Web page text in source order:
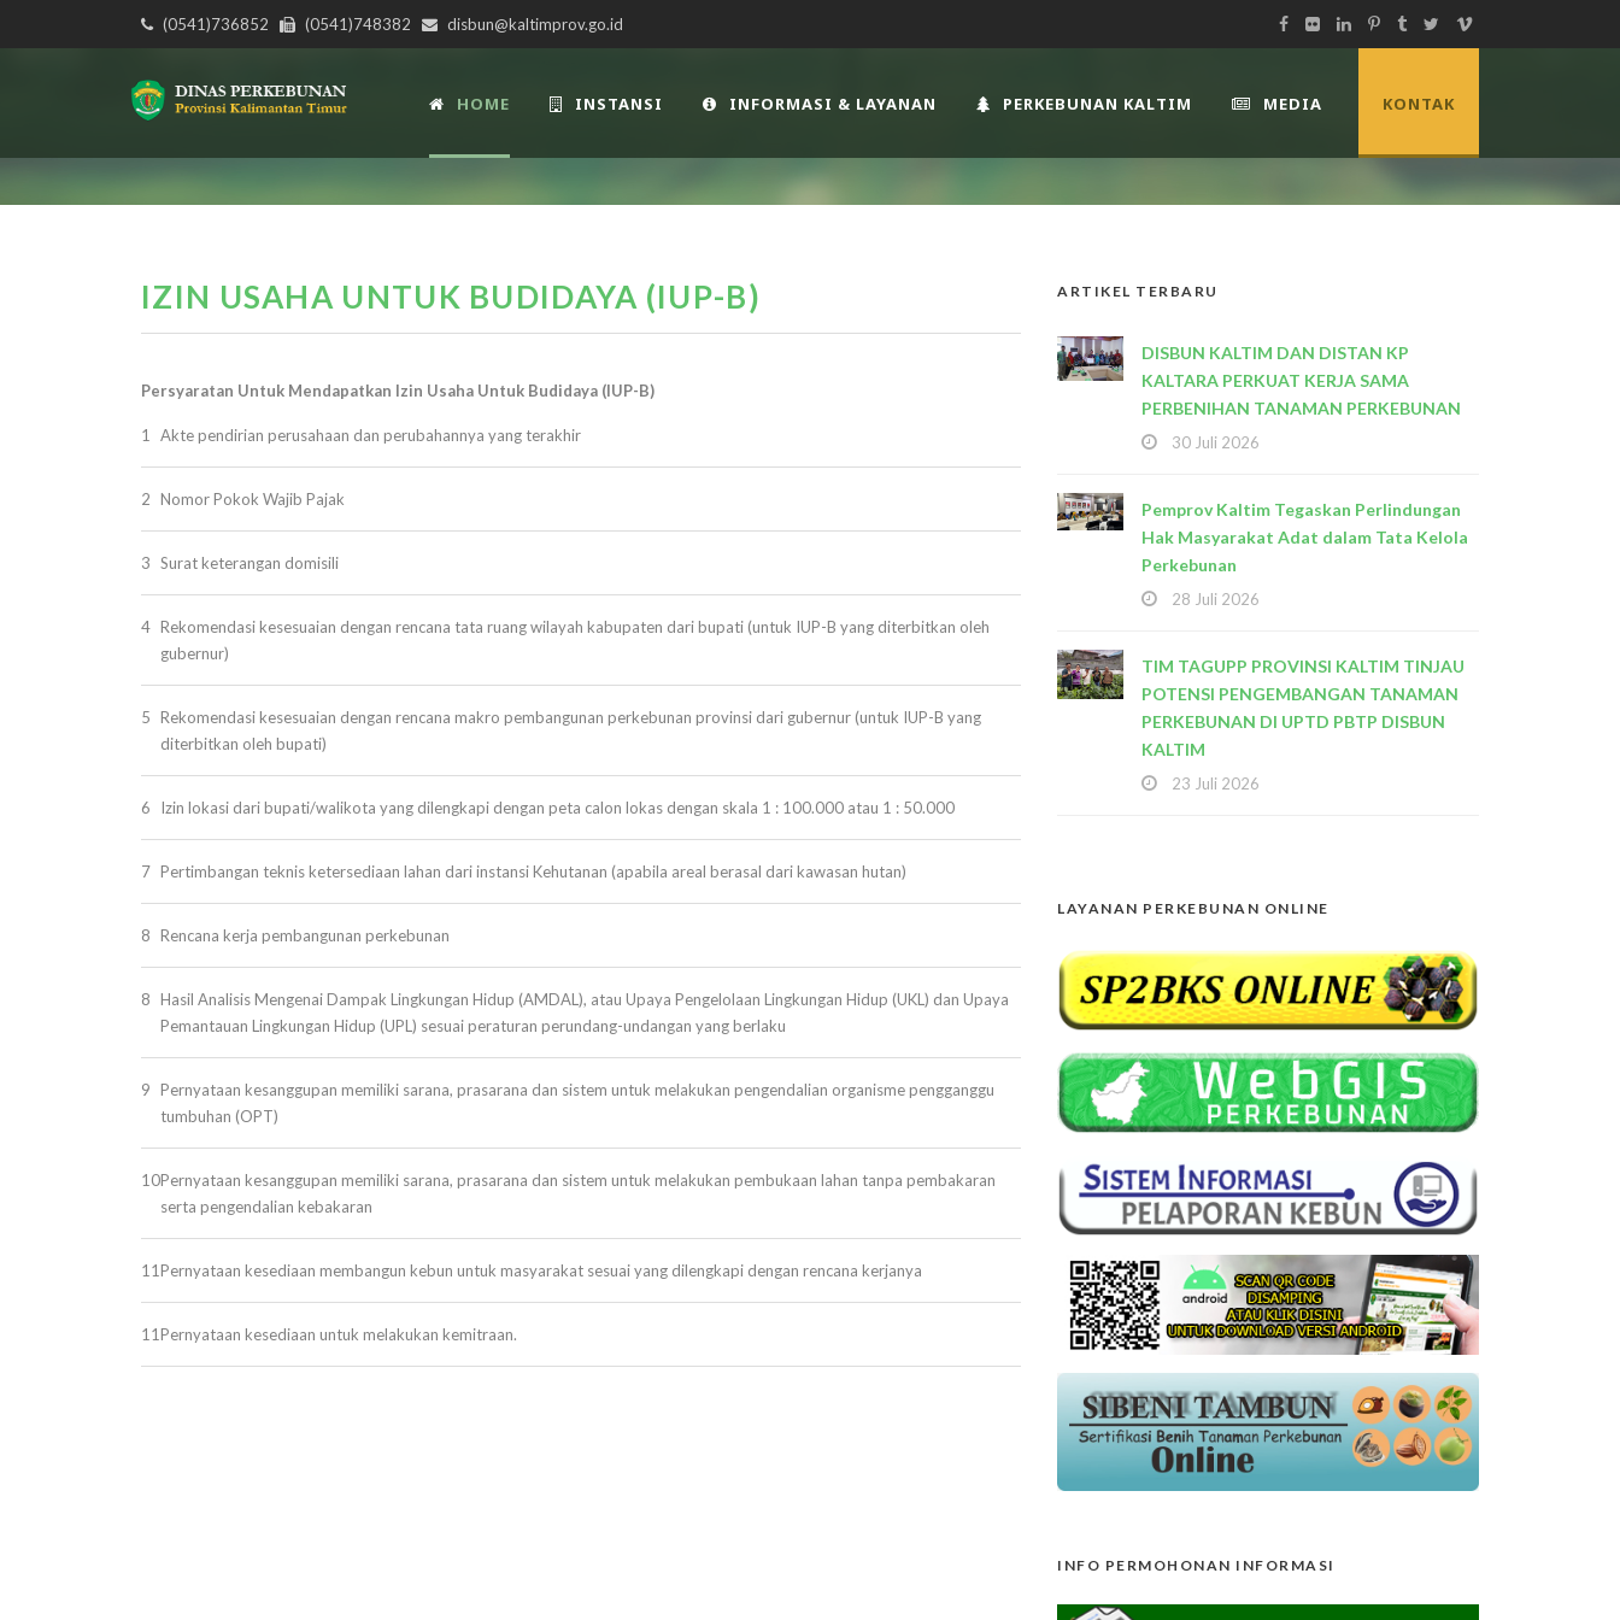
(0541)736852 (0541)748382 disbun@kaltimprov.go.id
HOME INSTANSI INFORMASI & LAYANAN PERKEBUNAN KALTIM MEDIA KONTAK
IZIN USAHA UNTUK BUDIDAYA (IUP-B)
Persyaratan Untuk Mendapatkan Izin Usaha Untuk Budidaya (IUP-B)
1 Akte pendirian perusahaan dan perubahannya yang terakhir
2 Nomor Pokok Wajib Pajak
3 Surat keterangan domisili
4 Rekomendasi kesesuaian dengan rencana tata ruang wilayah kabupaten dari bupati (untuk IUP-B yang diterbitkan oleh
gubernur)
5 Rekomendasi kesesuaian dengan rencana makro pembangunan perkebunan provinsi dari gubernur (untuk IUP-B yang
diterbitkan oleh bupati)
6 Izin lokasi dari bupati/walikota yang dilengkapi dengan peta calon lokas dengan skala 1 : 100.000 atau 1 : 50.000
7 Pertimbangan teknis ketersediaan lahan dari instansi Kehutanan (apabila areal berasal dari kawasan hutan)
8 Rencana kerja pembangunan perkebunan
8 Hasil Analisis Mengenai Dampak Lingkungan Hidup (AMDAL), atau Upaya Pengelolaan Lingkungan Hidup (UKL) dan Upaya
Pemantauan Lingkungan Hidup (UPL) sesuai peraturan perundang-undangan yang berlaku
9 Pernyataan kesanggupan memiliki sarana, prasarana dan sistem untuk melakukan pengendalian organisme pengganggu
tumbuhan (OPT)
10Pernyataan kesanggupan memiliki sarana, prasarana dan sistem untuk melakukan pembukaan lahan tanpa pembakaran
serta pengendalian kebakaran
11Pernyataan kesediaan membangun kebun untuk masyarakat sesuai yang dilengkapi dengan rencana kerjanya
11Pernyataan kesediaan untuk melakukan kemitraan.
ARTIKEL TERBARU
DISBUN KALTIM DAN DISTAN KP
KALTARA PERKUAT KERJA SAMA
PERBENIHAN TANAMAN PERKEBUNAN
30 Juli 2026
Pemprov Kaltim Tegaskan Perlindungan
Hak Masyarakat Adat dalam Tata Kelola
Perkebunan
28 Juli 2026
TIM TAGUPP PROVINSI KALTIM TINJAU
POTENSI PENGEMBANGAN TANAMAN
PERKEBUNAN DI UPTD PBTP DISBUN
KALTIM
23 Juli 2026
LAYANAN PERKEBUNAN ONLINE
INFO PERMOHONAN INFORMASI